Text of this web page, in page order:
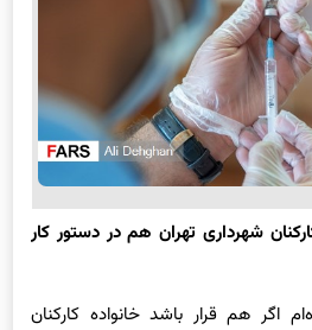
شهرداری تهران هم در دستور کار
اگر هم قرار باشد خانواده کارکنان